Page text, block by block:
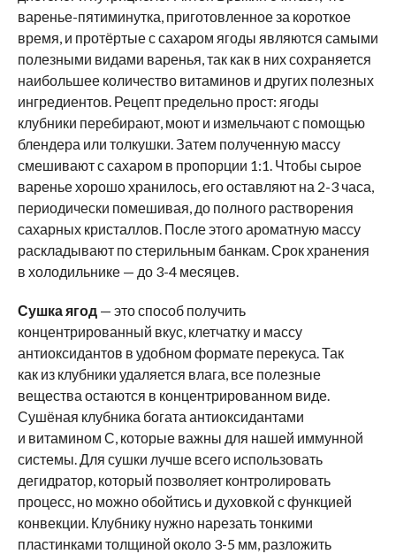
варенье-пятиминутка, приготовленное за короткое
время, и протёртые с сахаром ягоды являются самыми
полезными видами варенья, так как в них сохраняется
наибольшее количество витаминов и других полезных
ингредиентов. Рецепт предельно прост: ягоды
клубники перебирают, моют и измельчают с помощью
блендера или толкушки. Затем полученную массу
смешивают с сахаром в пропорции 1:1. Чтобы сырое
варенье хорошо хранилось, его оставляют на 2-3 часа,
периодически помешивая, до полного растворения
сахарных кристаллов. После этого ароматную массу
раскладывают по стерильным банкам. Срок хранения
в холодильнике — до 3-4 месяцев.
Сушка ягод— это способ получить
концентрированный вкус, клетчатку и массу
антиоксидантов в удобном формате перекуса. Так
как из клубники удаляется влага, все полезные
вещества остаются в концентрированном виде.
Сушёная клубника богата антиоксидантами
и витамином С, которые важны для нашей иммунной
системы. Для сушки лучше всего использовать
дегидратор, который позволяет контролировать
процесс, но можно обойтись и духовкой с функцией
конвекции. Клубнику нужно нарезать тонкими
пластинками толщиной около 3-5 мм, разложить